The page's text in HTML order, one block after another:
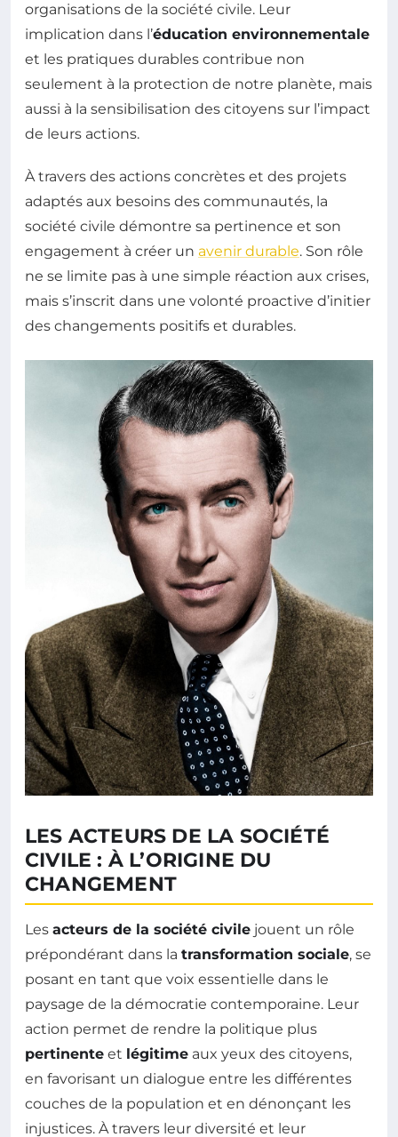
organisations de la société civile. Leur
implication dans l’éducation environnementale
et les pratiques durables contribue non
seulement à la protection de notre planète, mais
aussi à la sensibilisation des citoyens sur l’impact
de leurs actions.
À travers des actions concrètes et des projets
adaptés aux besoins des communautés, la
société civile démontre sa pertinence et son
engagement à créer un avenir durable. Son rôle
ne se limite pas à une simple réaction aux crises,
mais s’inscrit dans une volonté proactive d’initier
des changements positifs et durables.
LES ACTEURS DE LA SOCIÉTÉ
CIVILE : À L’ORIGINE DU
CHANGEMENT
Les acteurs de la société civile jouent un rôle
prépondérant dans la transformation sociale, se
posant en tant que voix essentielle dans le
paysage de la démocratie contemporaine. Leur
action permet de rendre la politique plus
pertinente et légitime aux yeux des citoyens,
en favorisant un dialogue entre les différentes
couches de la population et en dénonçant les
injustices. À travers leur diversité et leur